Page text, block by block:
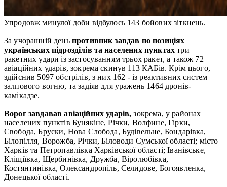
Упродовж минулої доби відбулось 143 бойових зіткнень.
За учорашній день противник завдав по позиціях
українських підрозділів та населених пунктах три
ракетних удари із застосуванням трьох ракет, а також 72
авіаційних ударів, зокрема скинув 113 КАБів. Крім цього,
здійснив 5097 обстрілів, з них 162 - із реактивних систем
залпового вогню, та задіяв для уражень 1464 дронів-
камікадзе.
Ворог завдавав авіаційних ударів, зокрема, у районах
населених пунктів Бунякіне, Річки, Волфине, Гірки,
Свобода, Бруски, Нова Слобода, Будівельне, Бондарівка,
Білопілля, Ворожба, Річки, Біловоди Сумської області; місто
Харків та Петропавлівка Харківської області; Іванівське,
Кліщіївка, Щербинівка, Дружба, Віролюбівка,
Костянтинівка, Олександропіль, Селидове, Богоявленка,
Донецької області.